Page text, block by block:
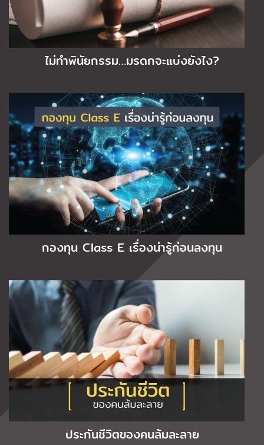
ไม่ทำพินัยกรรม…มรดกจะแบ่งยังไง?
กองทุน Class E เรื่องน่ารู้ก่อนลงทุน
ประกันชีวิตของคนล้มละลาย